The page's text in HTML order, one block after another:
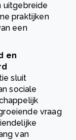
uitgebreide
praktijken
een
en
sluit
sociale
vraag
van